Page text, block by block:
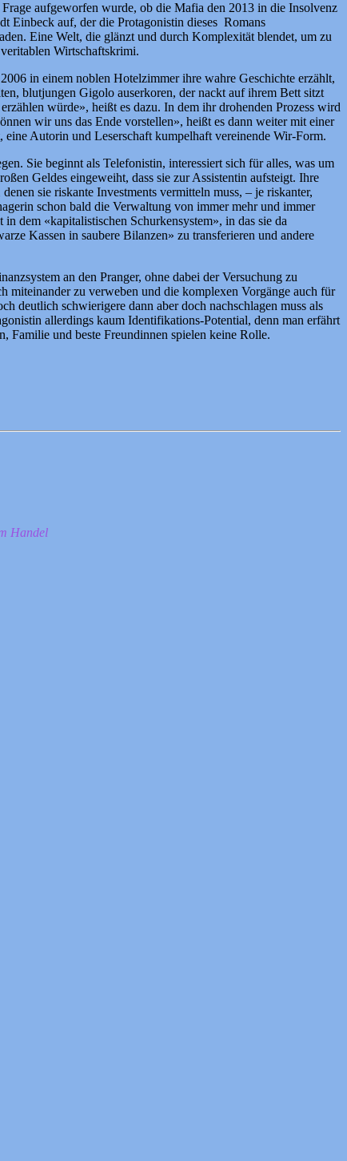
aufgeworfen wurde, ob die Mafia den 2013 in die Insolvenz
Einbeck auf, der die Protagonistin dieses Romans
Eine Welt, die glänzt und durch Komplexität blendet, um zu
Wirtschaftskrimi.
in einem noblen Hotelzimmer ihre wahre Geschichte erzählt,
blutjungen Gigolo auserkoren, der nackt auf ihrem Bett sitzt
würde», heißt es dazu. In dem ihr drohenden Prozess wird
wir uns das Ende vorstellen», heißt es dann weiter mit einer
eine Autorin und Leserschaft kumpelhaft vereinende Wir-Form.
Sie beginnt als Telefonistin, interessiert sich für alles, was um
Geldes eingeweiht, dass sie zur Assistentin aufsteigt. Ihre
sie riskante Investments vermitteln muss, – je riskanter,
schon bald die Verwaltung von immer mehr und immer
dem «kapitalistischen Schurkensystem», in das sie da
Kassen in saubere Bilanzen» zu transferieren und andere
an den Pranger, ohne dabei der Versuchung zu
miteinander zu verweben und die komplexen Vorgänge auch für
deutlich schwierigere dann aber doch nachschlagen muss als
allerdings kaum Identifikations-Potential, denn man erfährt
Familie und beste Freundinnen spielen keine Rolle.
Handel